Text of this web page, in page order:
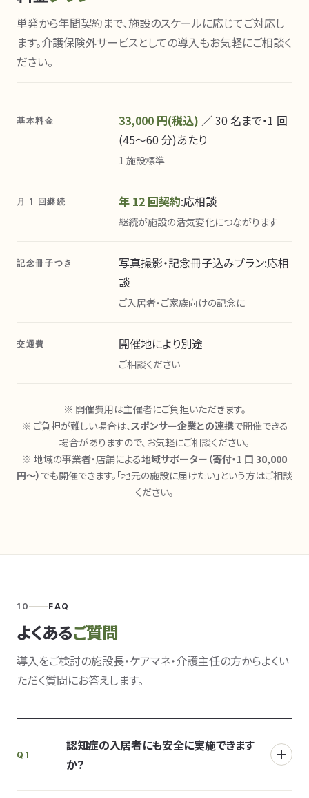
単発から年間契約まで、施設のスケールに応じてご対応し
ます。介護保険外サービスとしての導入もお気軽にご相談く
ださい。
基本料金 33,000 円(税込) ／ 30 名まで・1 回
(45〜60 分)あたり
1 施設標準
月 1 回継続 年 12 回契約:応相談
継続が施設の活気変化につながります
記念冊子つき
写真撮影・記念冊子込みプラン:応相
談
ご入居者・ご家族向けの記念に
交通費 開催地により別途
ご相談ください
※ 開催費用は主催者にご負担いただきます。
※ ご負担が難しい場合は、スポンサー企業との連携で開催できる
場合がありますので、お気軽にご相談ください。
※ 地域の事業者・店舗による地域サポーター（寄付・1 口 30,000
円〜） でも開催できます。「地元の施設に届けたい」という方はご相談
ください。
10 FAQ
よくあるご質問
導入をご検討の施設長・ケアマネ・介護主任の方からよくい
ただく質問にお答えします。
Q1
認知症の入居者にも安全に実施できます
か？